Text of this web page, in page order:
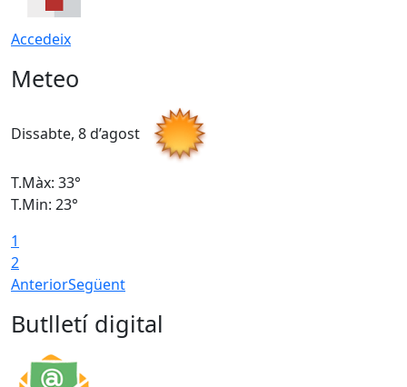
Accedeix
Meteo
Dissabte, 8 d’agost
T.Màx: 33°
T.Min: 23°
1
2
AnteriorSegüent
Butlletí digital